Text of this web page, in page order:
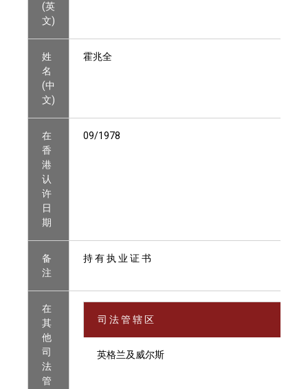
(英
文)
姓
名
(中
文)
霍兆全
在
香
港
认
许
日
期
09/1978
备
注
持 有 执 业 证 书
在
其
他
司
法
管
司 法 管 辖 区
英格兰及威尔斯